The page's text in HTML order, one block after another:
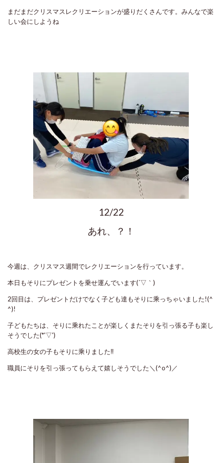
まだまだクリスマスレクリエーションが盛りだくさんです。みんなで楽
しい会にしようね
12/22
あれ、？！
今週は、クリスマス週間でレクリエーションを行っています。
本日もそりにプレゼントを乗せ運んでいます(´▽｀)
2回目は、プレゼントだけでなく子ども達もそりに乘っちゃいました!(^
^)!
子どもたちは、そりに乘れたことが楽しくまたそりを引っ張る子も楽し
そうでした(*'▽')
高校生の女の子もそりに乘りました‼
職員にそりを引っ張ってもらえて嬉しそうでした＼(^o^)／